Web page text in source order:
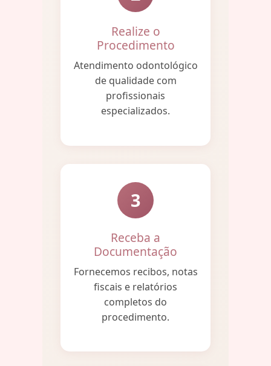
Realize o
Procedimento
Atendimento odontológico
de qualidade com
profissionais
especializados.
3
Receba a
Documentação
Fornecemos recibos, notas
fiscais e relatórios
completos do
procedimento.